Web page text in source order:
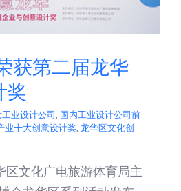
获第二届龙华
奖
业设计公司
国内工业设计公司前
业十大创意设计奖 龙华区文化创
区文化广电旅游体育局主